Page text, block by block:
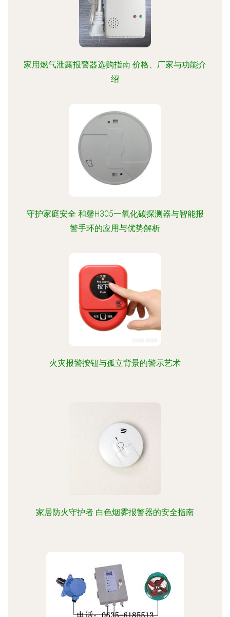
家用燃气泄露报警器选购指南 价格、厂家与功能介
绍
守护家庭安全 和馨H305一氧化碳探测器与智能报
警手环的应用与优势解析
火灾报警按钮与孤立背景的警示艺术
家居防火守护者 白色烟雾报警器的安全指南